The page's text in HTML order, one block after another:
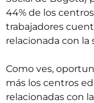
44% de los
trabajadores
relacionada con la
Como ves,
más los centros
relacionadas con